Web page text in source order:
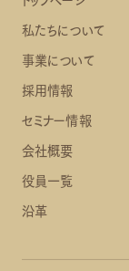
私たちについて
事業について
採用情報
セミナー情報
会社概要
役員一覧
沿革